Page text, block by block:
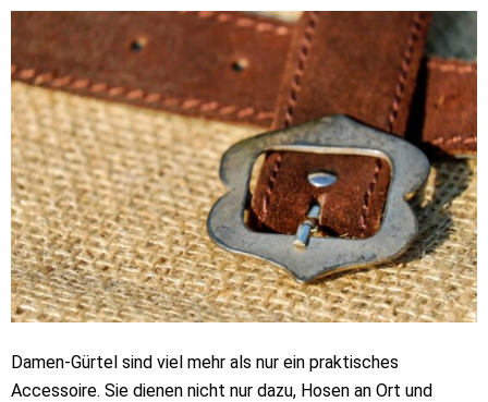
Damen-Gürtel sind viel mehr als nur ein praktisches
Accessoire. Sie dienen nicht nur dazu, Hosen an Ort und